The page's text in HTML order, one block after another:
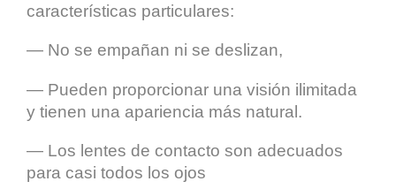
características particulares:
— No se empañan ni se deslizan,
— Pueden proporcionar una visión ilimitada
y tienen una apariencia más natural.
— Los lentes de contacto son adecuados
para casi todos los ojos